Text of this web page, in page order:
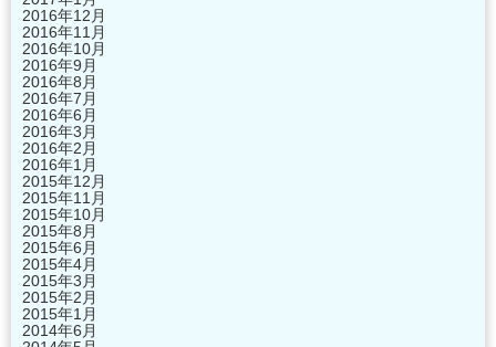
2016年12月
2016年11月
2016年10月
2016年9月
2016年8月
2016年7月
2016年6月
2016年3月
2016年2月
2016年1月
2015年12月
2015年11月
2015年10月
2015年8月
2015年6月
2015年4月
2015年3月
2015年2月
2015年1月
2014年6月